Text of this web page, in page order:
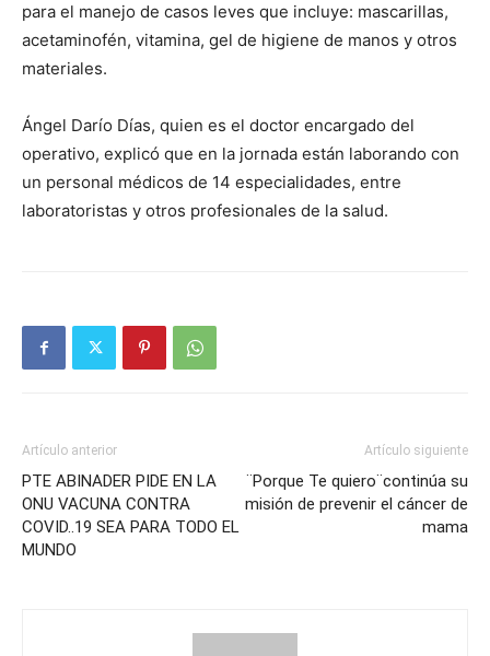
para el manejo de casos leves que incluye: mascarillas,
acetaminofén, vitamina, gel de higiene de manos y otros
materiales.
Ángel Darío Días, quien es el doctor encargado del
operativo, explicó que en la jornada están laborando con
un personal médicos de 14 especialidades, entre
laboratoristas y otros profesionales de la salud.
Artículo anterior
PTE ABINADER PIDE EN LA
ONU VACUNA CONTRA
COVID..19 SEA PARA TODO EL
MUNDO
Artículo siguiente
¨Porque Te quiero¨continúa su
misión de prevenir el cáncer de
mama